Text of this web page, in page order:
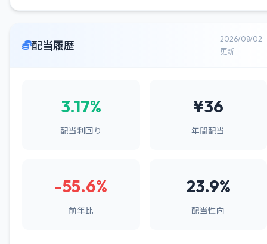
配当履歴
2026/08/02
更新
3.17%
配当利回り
¥36
年間配当
-55.6%
前年比
23.9%
配当性向